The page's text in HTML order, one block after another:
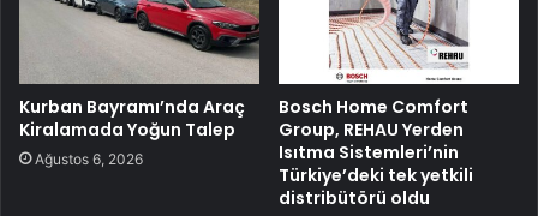
Kurban Bayramı’nda Araç
Kiralamada Yoğun Talep
Ağustos 6, 2026
Bosch Home Comfort
Group, REHAU Yerden
Isıtma Sistemleri’nin
Türkiye’deki tek yetkili
distribütörü oldu